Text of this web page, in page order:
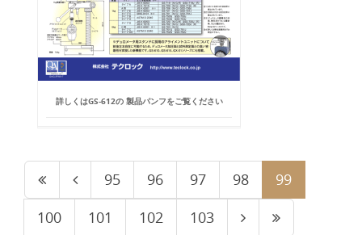
詳しくはGS-612の 製品パンフをご覧ください
95 96 97 98
99
100
101 102 103